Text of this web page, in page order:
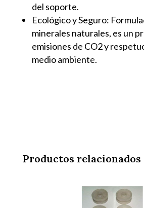
del soporte.
Ecológico y Seguro:
minerales naturales, es un
emisiones de CO2 y
medio ambiente.
Productos relacionados